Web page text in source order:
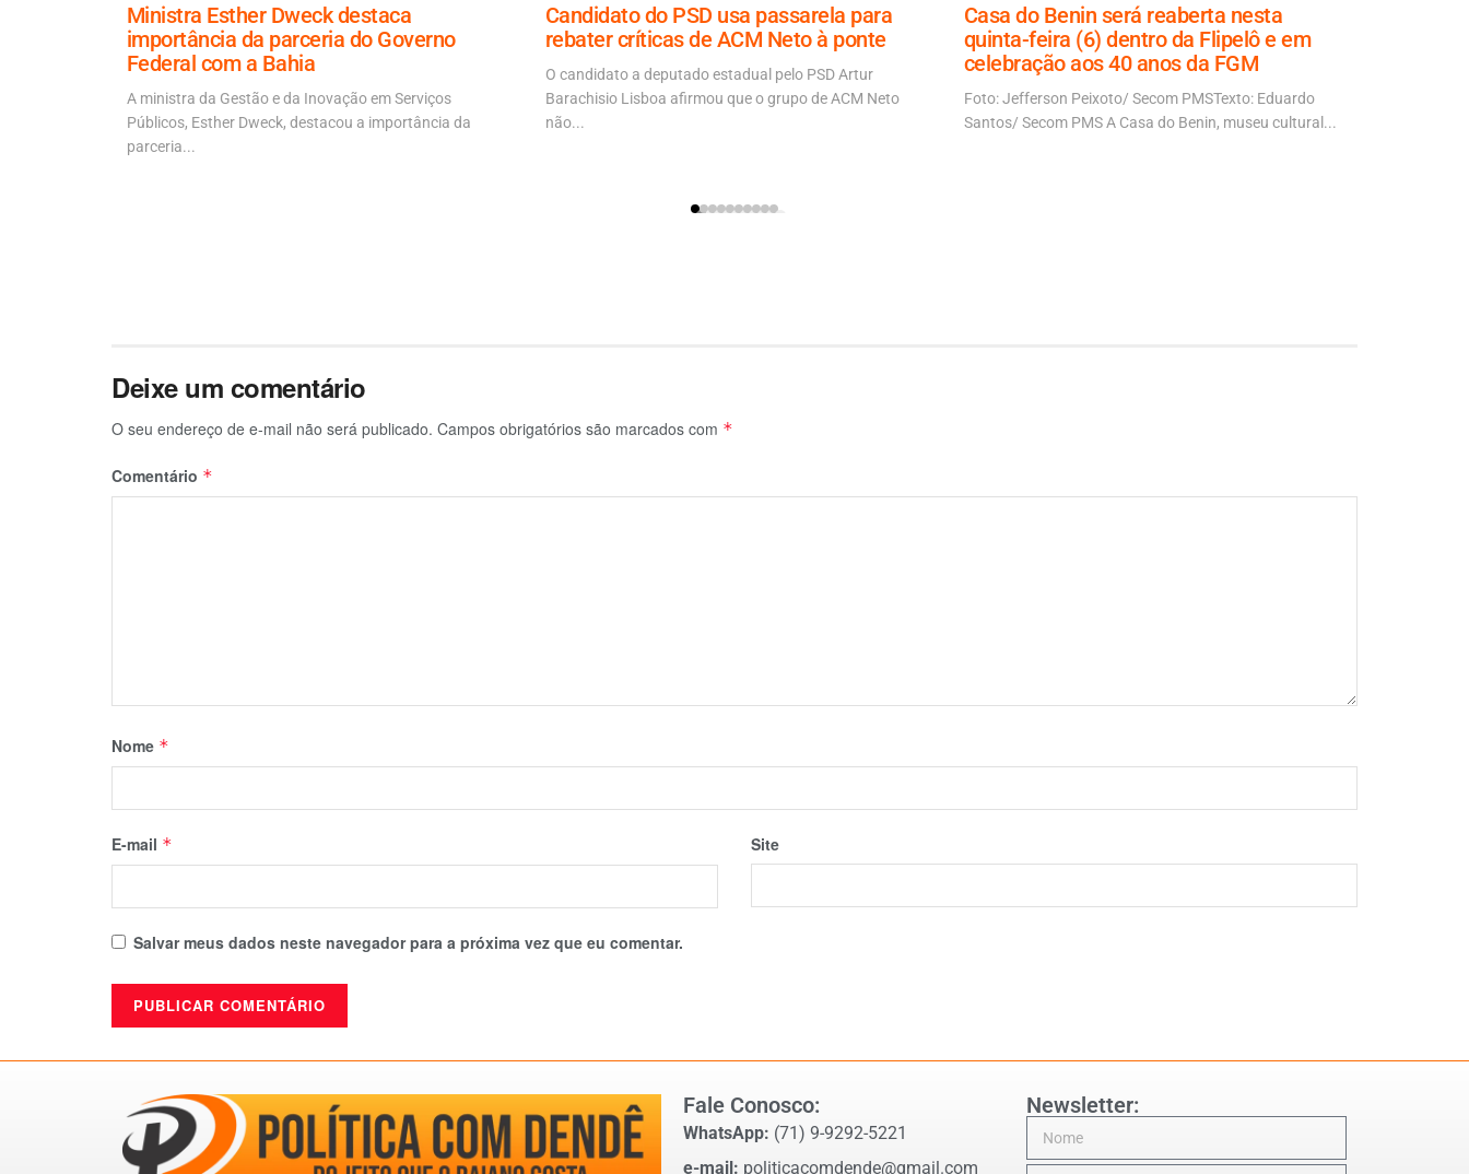
Ministra Esther Dweck destaca
importância da parceria do Governo
Federal com a Bahia
A ministra da Gestão e da Inovação em Serviços
Públicos, Esther Dweck, destacou a importância da
parceria...
Candidato do PSD usa passarela para
rebater críticas de ACM Neto à ponte
O candidato a deputado estadual pelo PSD Artur
Barachisio Lisboa afirmou que o grupo de ACM Neto
não...
Casa do Benin será reaberta nesta
quinta-feira (6) dentro da Flipelô e em
celebração aos 40 anos da FGM
Foto: Jefferson Peixoto/ Secom PMSTexto: Eduardo
Santos/ Secom PMS A Casa do Benin, museu cultural...
Deixe um comentário
O seu endereço de e-mail não será publicado. Campos obrigatórios são marcados com *
Comentário *
Nome *
E-mail * Site
Salvar meus dados neste navegador para a próxima vez que eu comentar.
Fale Conosco:
WhatsApp: (71) 9-9292-5221
e-mail: politicacomdende@gmail.com
Newsletter: